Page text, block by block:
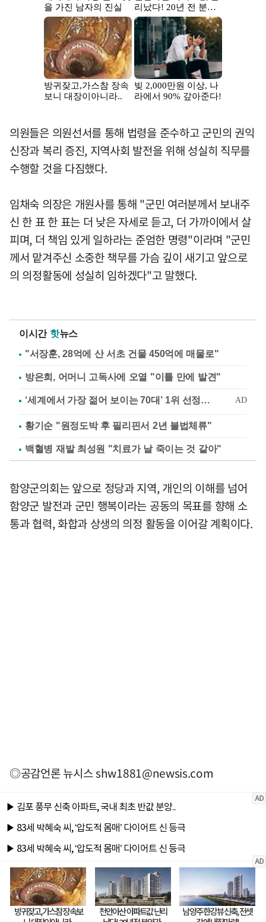
의원들은 의원선서를 통해 법령을 준수하고 군민의 권익
신장과 복리 증진, 지역사회 발전을 위해 성실히 직무를
수행할 것을 다짐했다.
임채숙 의장은 개원사를 통해 "군민 여러분께서 보내주
신 한 표 한 표는 더 낮은 자세로 듣고, 더 가까이에서 살
피며, 더 책임 있게 일하라는 준엄한 명령"이라며 "군민
께서 맡겨주신 소중한 책무를 가슴 깊이 새기고 앞으로
의 의정활동에 성실히 임하겠다"고 말했다.
이시간 핫뉴스
"서장훈, 28억에 산 서초 건물 450억에 매물로"
방은희, 어머니 고독사에 오열 "이틀 만에 발견"
황기순 "원정도박 후 필리핀서 2년 불법체류"
백혈병 재발 최성원 "치료가 날 죽이는 것 같아"
함양군의회는 앞으로 정당과 지역, 개인의 이해를 넘어
함양군 발전과 군민 행복이라는 공동의 목표를 향해 소
통과 협력, 화합과 상생의 의정 활동을 이어갈 계획이다.
◎공감언론 뉴시스shw1881@newsis.com